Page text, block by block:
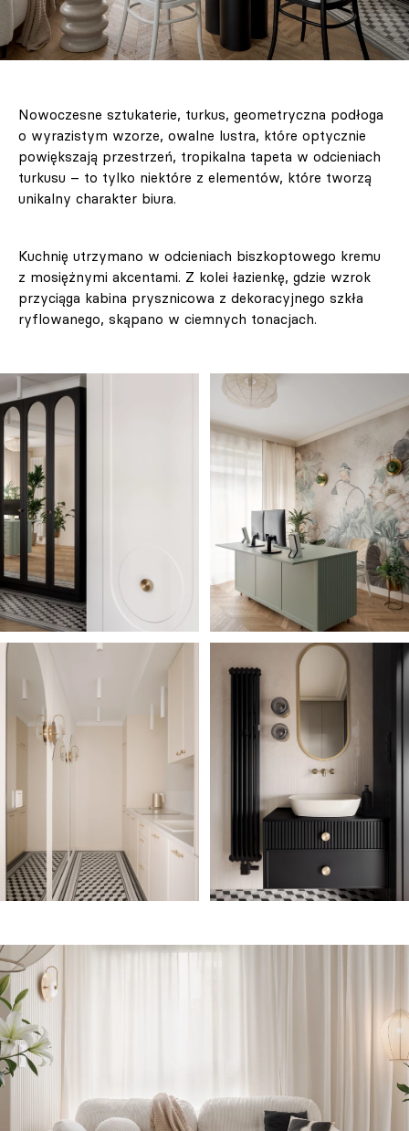
Nowoczesne sztukaterie, turkus, geometryczna podłoga
o wyrazistym wzorze, owalne lustra, które optycznie
powiększają przestrzeń, tropikalna tapeta w odcieniach
turkusu – to tylko niektóre z elementów, które tworzą
unikalny charakter biura.
Kuchnię utrzymano w odcieniach biszkoptowego kremu
z mosiężnymi akcentami. Z kolei łazienkę, gdzie wzrok
przyciąga kabina prysznicowa z dekoracyjnego szkła
ryflowanego, skąpano w ciemnych tonacjach.